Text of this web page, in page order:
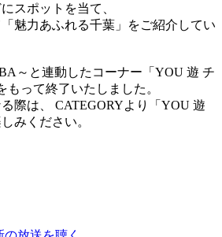
スポットを当て、
魅力あふれる千葉」をご紹介してい
～と連動したコーナー「YOU 遊 チ
もって終了いたしました。
際は、 CATEGORYより「YOU 遊
みください。